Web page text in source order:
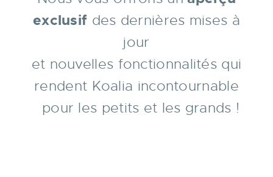
exclusif des dernières mises à
jour
et nouvelles fonctionnalités qui
rendent Koalia incontournable
pour les petits et les grands !